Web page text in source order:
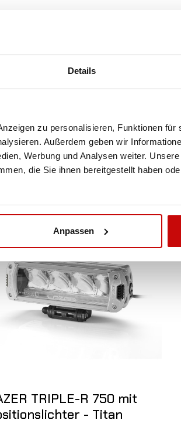
Details
zu personalisieren, Funktionen für
Außerdem geben wir
Werbung und Analysen weiter.
die Sie ihnen bereitgestellt haben
Anpassen
VERSAND!
IN UNSEREM SHOP
POLENS KOSTENLOS
KURIER ZUGESTELLT!
SEE MORE
TRIPLE-R 750 mit
- Titan